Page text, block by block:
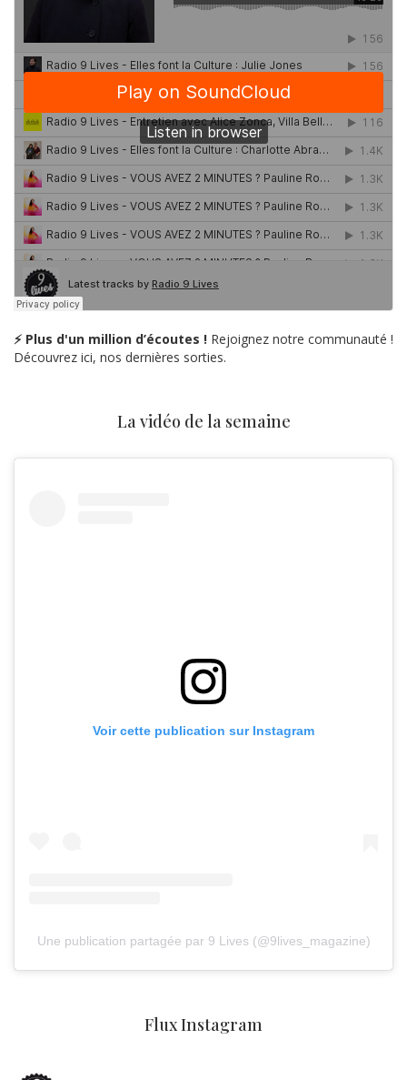
⚡ Plus d'un million d’écoutes ! Rejoignez notre communauté !
Découvrez ici, nos dernières sorties.
La vidéo de la semaine
Voir cette publication sur Instagram
Une publication partagée par 9 Lives (@9lives_magazine)
Flux Instagram